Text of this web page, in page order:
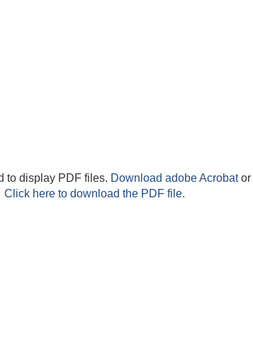
to display PDF files. Download adobe Acrobator
Click here to download the PDF file.